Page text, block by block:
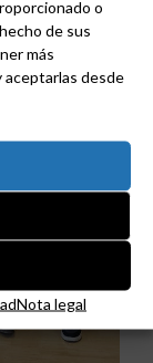
o
de sus
más
aceptarlas desde
Nota legal